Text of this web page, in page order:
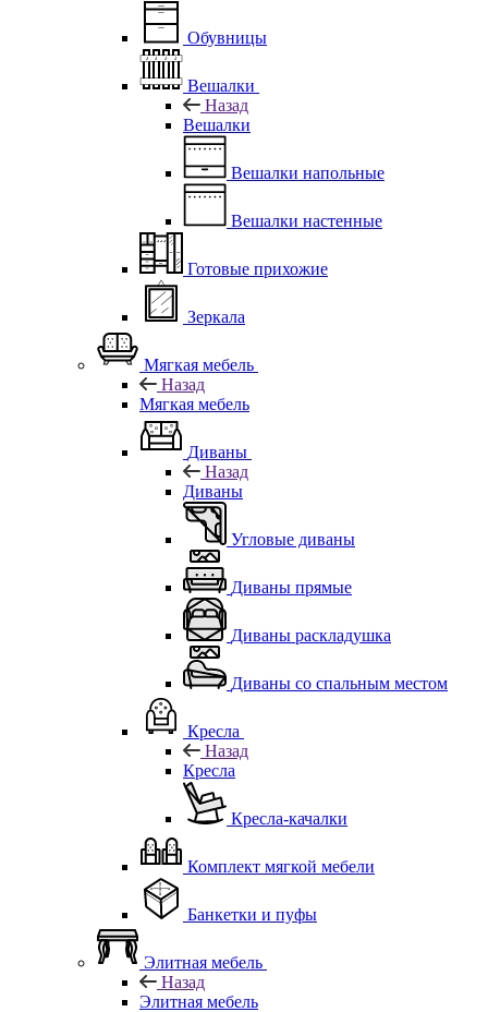
Обувницы
Вешалки
Назад
Вешалки
Вешалки напольные
Вешалки настенные
Готовые прихожие
Зеркала
Мягкая мебель
Назад
Мягкая мебель
Диваны
Назад
Диваны
Угловые диваны
Диваны прямые
Диваны раскладушка
Диваны со спальным местом
Кресла
Назад
Кресла
Кресла-качалки
Комплект мягкой мебели
Банкетки и пуфы
Элитная мебель
Назад
Элитная мебель